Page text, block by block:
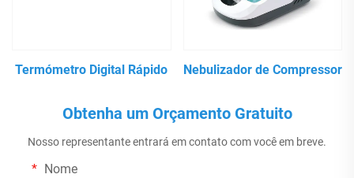
Termómetro Digital Rápido Nebulizador de Compressor
Obtenha um Orçamento Gratuito
Nosso representante entrará em contato com você em breve.
Nome